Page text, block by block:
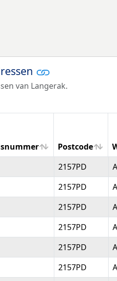
van Langerak.
Postcode
Postcode
2157PD
2157PD
2157PD
2157PD
2157PD
2157PD